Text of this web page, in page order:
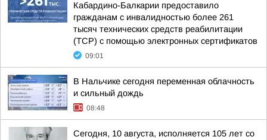
Кабардино-Балкарии предоставило
гражданам с инвалидностью более 261
тысяч технических средств реабилитации
(ТСР) с помощью электронных сертификатов
09:01
В Нальчике сегодня переменная облачность
и сильный дождь
08:48
Сегодня, 10 августа, исполняется 105 лет со